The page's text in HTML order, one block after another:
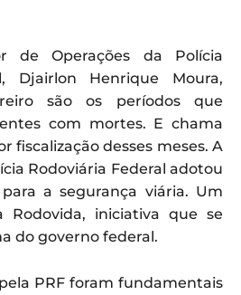
de Operações da Polícia
Djairlon Henrique Moura,
são os períodos que
com mortes. E chama
fiscalização desses meses. A
Rodoviária Federal adotou
a segurança viária. Um
Rodovida, iniciativa que se
do governo federal.
PRF foram fundamentais